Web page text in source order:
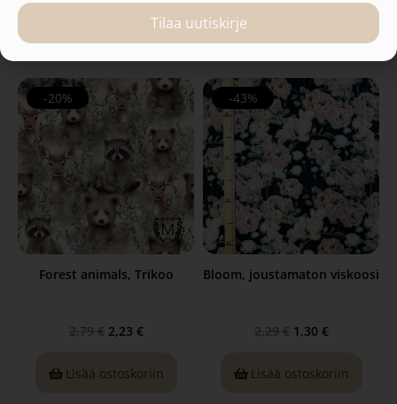
Lisää ostoskoriin
-20%
Forest animals, Trikoo
2,79 € 2,23 €
Lisää ostoskoriin
-43%
Bloom, joustamaton viskoosi
2,29 € 1,30 €
Lisää ostoskoriin
Tilaa uutiskirje